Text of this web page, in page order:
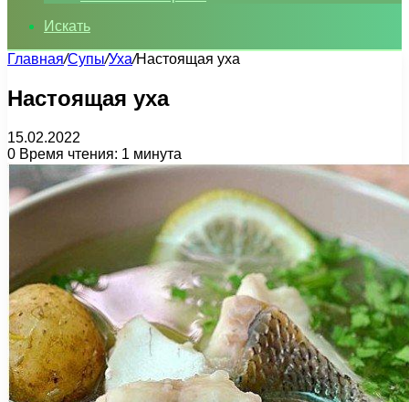
Искать
Главная/Супы/Уха/Настоящая уха
Настоящая уха
15.02.2022
0 Время чтения: 1 минута